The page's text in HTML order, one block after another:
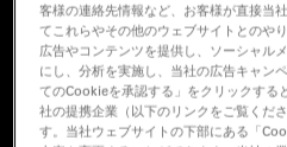
客様の連絡先情報など、お客様が直接当
てこれらやその他のウェブサイトとのや
広告やコンテンツを提供し、ソーシャル
にし、分析を実施し、当社の広告キャン
てのCookieを承認する」をクリックする
社の提携企業（以下のリンクをご覧くだ
す。当社ウェブサイトの下部にある「